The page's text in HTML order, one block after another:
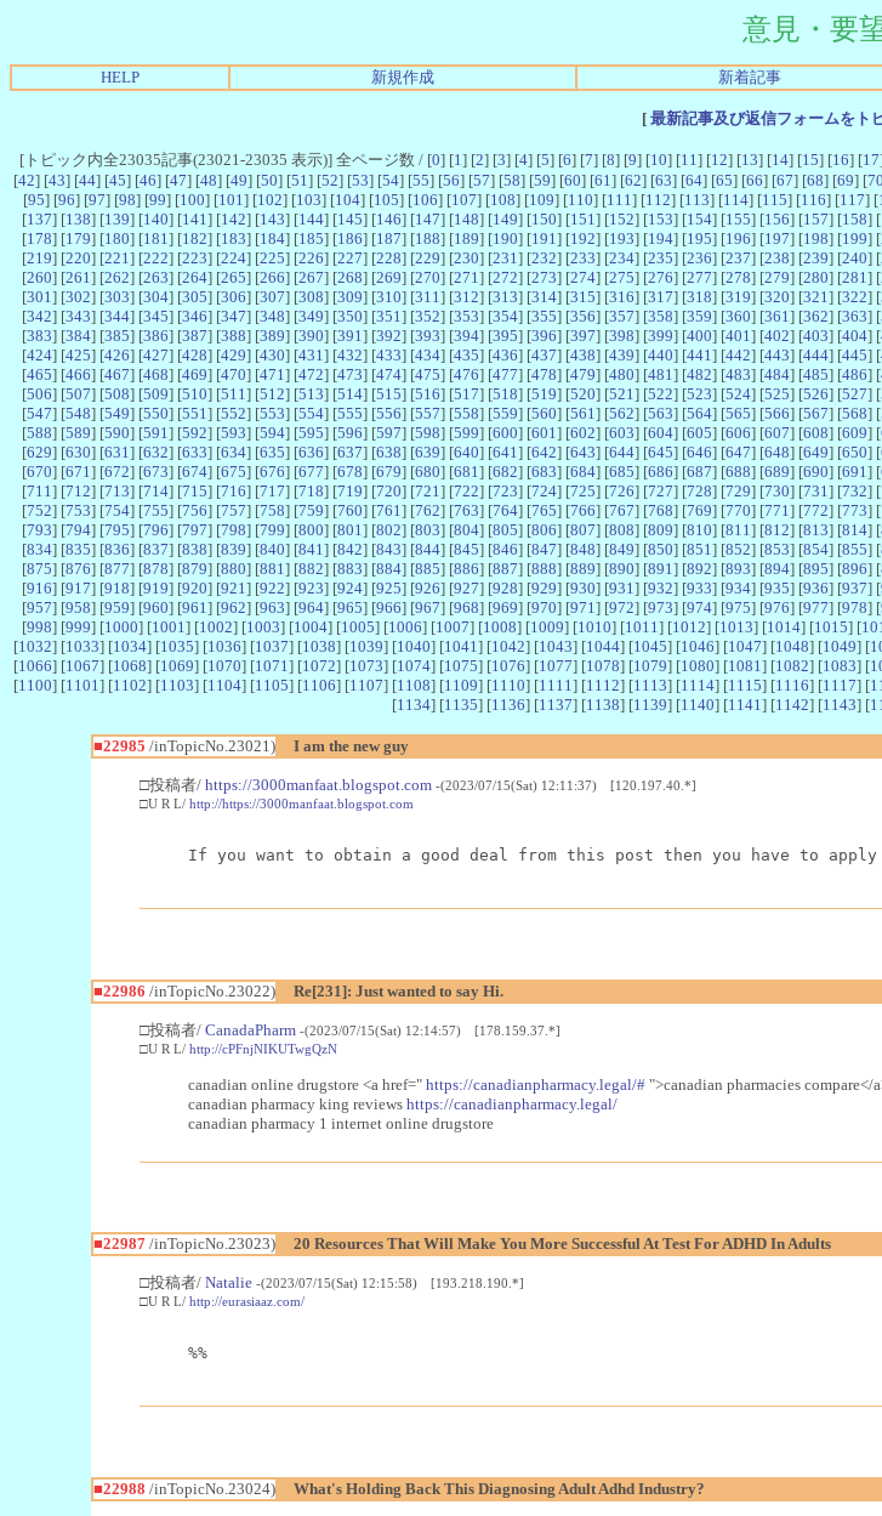
意見・要
HELP 新規作成 新着記事
[最新記事及び返信フォームをト
[トピック内全23035記事(23021-23035 表示)] 全ページ数 / [0] [1 ] [2] [3] [4] [5] [6] [7] [8] [9] [10] [11 ] [12] [13] [14] [15] [16] [17
[42] [43] [44] [45] [46] [47] [48] [49] [50] [51 ] [52] [53] [54] [55] [56] [57] [58] [59] [60] [61 ] [62] [63] [64] [65] [66] [67] [68] [69] [70
[95] [96] [97] [98] [99] [100] [101 ] [102] [103] [104] [105] [106] [107] [108] [109] [110] [111 ] [112] [113] [114] [115] [116] [117] [
[137] [138] [139] [140] [141 ] [142] [143] [144] [145] [146] [147] [148] [149] [150] [151 ] [152] [153] [154] [155] [156] [157] [158] [
[178] [179] [180] [181 ] [182] [183] [184] [185] [186] [187] [188] [189] [190] [191 ] [192] [193] [194] [195] [196] [197] [198] [199] [
[219] [220] [221 ] [222] [223] [224] [225] [226] [227] [228] [229] [230] [231 ] [232] [233] [234] [235] [236] [237] [238] [239] [240] [
[260] [261 ] [262] [263] [264] [265] [266] [267] [268] [269] [270] [271 ] [272] [273] [274] [275] [276] [277] [278] [279] [280] [281 ] [
[301 ] [302] [303] [304] [305] [306] [307] [308] [309] [310] [311 ] [312] [313] [314] [315] [316] [317] [318] [319] [320] [321 ] [322] [
[342] [343] [344] [345] [346] [347] [348] [349] [350] [351 ] [352] [353] [354] [355] [356] [357] [358] [359] [360] [361 ] [362] [363] [
[383] [384] [385] [386] [387] [388] [389] [390] [391 ] [392] [393] [394] [395] [396] [397] [398] [399] [400] [401 ] [402] [403] [404] [
[424] [425] [426] [427] [428] [429] [430] [431 ] [432] [433] [434] [435] [436] [437] [438] [439] [440] [441 ] [442] [443] [444] [445] [
[465] [466] [467] [468] [469] [470] [471 ] [472] [473] [474] [475] [476] [477] [478] [479] [480] [481 ] [482] [483] [484] [485] [486] [
[506] [507] [508] [509] [510] [511 ] [512] [513] [514] [515] [516] [517] [518] [519] [520] [521 ] [522] [523] [524] [525] [526] [527] [
[547] [548] [549] [550] [551 ] [552] [553] [554] [555] [556] [557] [558] [559] [560] [561 ] [562] [563] [564] [565] [566] [567] [568] [
[588] [589] [590] [591 ] [592] [593] [594] [595] [596] [597] [598] [599] [600] [601 ] [602] [603] [604] [605] [606] [607] [608] [609] [
[629] [630] [631 ] [632] [633] [634] [635] [636] [637] [638] [639] [640] [641 ] [642] [643] [644] [645] [646] [647] [648] [649] [650] [
[670] [671 ] [672] [673] [674] [675] [676] [677] [678] [679] [680] [681 ] [682] [683] [684] [685] [686] [687] [688] [689] [690] [691 ] [
[711 ] [712] [713] [714] [715] [716] [717] [718] [719] [720] [721 ] [722] [723] [724] [725] [726] [727] [728] [729] [730] [731 ] [732] [
[752] [753] [754] [755] [756] [757] [758] [759] [760] [761 ] [762] [763] [764] [765] [766] [767] [768] [769] [770] [771 ] [772] [773] [
[793] [794] [795] [796] [797] [798] [799] [800] [801 ] [802] [803] [804] [805] [806] [807] [808] [809] [810] [811 ] [812] [813] [814] [
[834] [835] [836] [837] [838] [839] [840] [841 ] [842] [843] [844] [845] [846] [847] [848] [849] [850] [851 ] [852] [853] [854] [855] [
[875] [876] [877] [878] [879] [880] [881 ] [882] [883] [884] [885] [886] [887] [888] [889] [890] [891 ] [892] [893] [894] [895] [896] [
[916] [917] [918] [919] [920] [921 ] [922] [923] [924] [925] [926] [927] [928] [929] [930] [931 ] [932] [933] [934] [935] [936] [937] [
[957] [958] [959] [960] [961 ] [962] [963] [964] [965] [966] [967] [968] [969] [970] [971 ] [972] [973] [974] [975] [976] [977] [978] [
[998] [999] [1000] [1001 ] [1002] [1003] [1004] [1005] [1006] [1007] [1008] [1009] [1010] [1011 ] [1012] [1013] [1014] [1015] [
[1032] [1033] [1034] [1035] [1036] [1037] [1038] [1039] [1040] [1041 ] [1042] [1043] [1044] [1045] [1046] [1047] [1048] [1049] [
[1066] [1067] [1068] [1069] [1070] [1071 ] [1072] [1073] [1074] [1075] [1076] [1077] [1078] [1079] [1080] [1081 ] [1082] [1083] [
[1100] [1101 ] [1102] [1103] [1104] [1105] [1106] [1107] [1108] [1109] [1110] [1111 ] [1112] [1113] [1114] [1115] [1116] [1117] [
[1134] [1135] [1136] [1137] [1138] [1139] [1140] [1141 ] [1142] [1143] [
■22985 /inTopicNo.23021) I am the new guy
□投稿者/ https://3000manfaat.blogspot.com -(2023/07/15(Sat) 12:11:37) [120.197.40.*]
□U R L/ http://https://3000manfaat.blogspot.com
If you want to obtain a good deal from this post then you have to apply
■22986 /inTopicNo.23022) Re[231]: Just wanted to say Hi.
□投稿者/ CanadaPharm -(2023/07/15(Sat) 12:14:57) [178.159.37.*]
□U R L/ http://cPFnjNIKUTwgQzN
canadian online drugstore <a href=" https://canadianpharmacy.legal/#">canadian pharmacies compare</
canadian pharmacy king reviews https://canadianpharmacy.legal/
canadian pharmacy 1 internet online drugstore
■22987/inTopicNo.23023) 20 Resources That Will Make You More Successful At Test For ADHD In Adults
□投稿者/ Natalie -(2023/07/15(Sat) 12:15:58) [193.218.190.*]
□U R L/ http://eurasiaaz.com/
%%
■22988 /inTopicNo.23024) What's Holding Back This Diagnosing Adult Adhd Industry?